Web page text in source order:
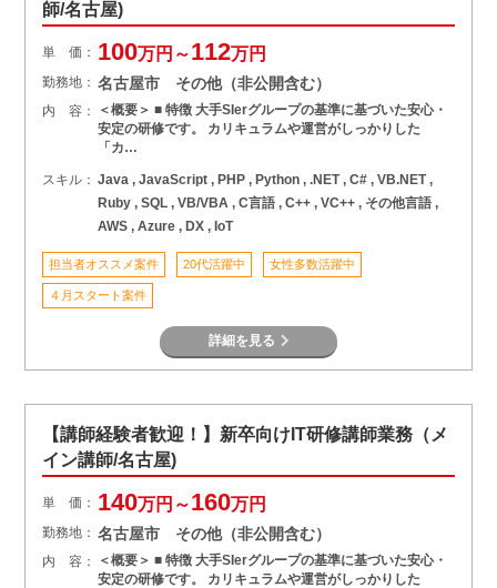
師/名古屋)
単 価： 100万円～112万円
勤務地： 名古屋市 その他（非公開含む）
内 容：
＜概要＞ ■ 特徴 大手SIerグループの基準に基づいた安心・
安定の研修です。 カリキュラムや運営がしっかりした
「カ…
スキル： Java , JavaScript , PHP , Python , .NET , C# , VB.NET ,
Ruby , SQL , VB/VBA , C言語 , C++ , VC++ , その他言語 ,
AWS , Azure , DX , IoT
担当者オススメ案件 20代活躍中 女性多数活躍中
４月スタート案件
詳細を見る
【講師経験者歓迎！】新卒向けIT研修講師業務（メ
イン講師/名古屋)
単 価： 140万円～160万円
勤務地： 名古屋市 その他（非公開含む）
内 容：
＜概要＞ ■ 特徴 大手SIerグループの基準に基づいた安心・
安定の研修です。 カリキュラムや運営がしっかりした